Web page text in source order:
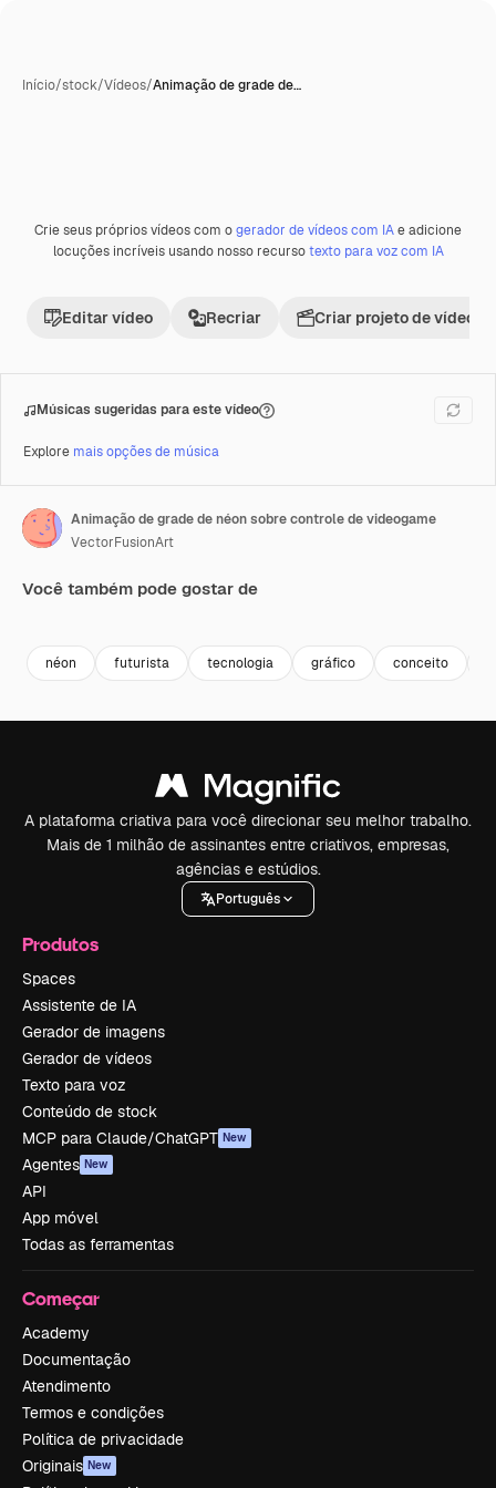
Início/stock/Vídeos/Animação de grade de…
Premium
Crie seus próprios vídeos com ogerador de vídeos com IAe adicione
locuções incríveis usando nosso recursotexto para voz com IA
Editar vídeo Recriar Criar projeto de vídeo
Músicas sugeridas para este vídeo
Explore mais opções de música
Animação de grade de néon sobre controle de videogame
VectorFusionArt
Você também pode gostar de
néon futurista tecnologia gráfico conceito
A plataforma criativa para você direcionar seu melhor trabalho.
Mais de 1 milhão de assinantes entre criativos, empresas,
agências e estúdios.
Português
Produtos
Spaces
Assistente de IA
Gerador de imagens
Gerador de vídeos
Texto para voz
Conteúdo de stock
MCP para Claude/ChatGPT New
Agentes New
API
App móvel
Todas as ferramentas
Começar
Academy
Documentação
Atendimento
Termos e condições
Política de privacidade
Originais New